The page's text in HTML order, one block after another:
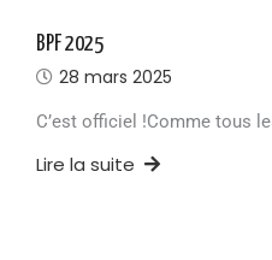
BPF 2025
28 mars 2025
C’est officiel !Comme tous
Lire la suite